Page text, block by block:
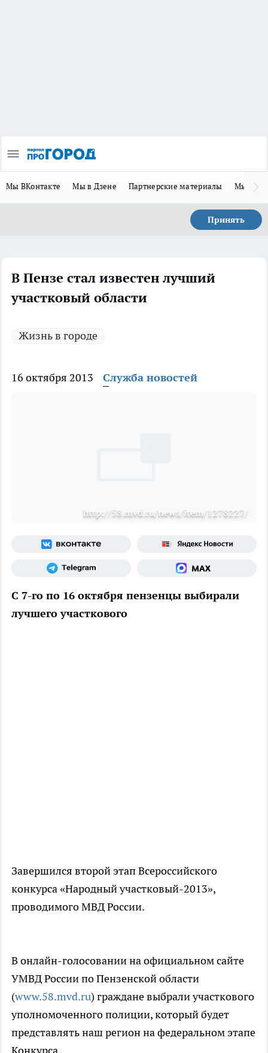
Мы ВКонтакте Мы в Дзене Партнерские материалы Мы в
Принять
В Пензе стал известен лучший
участковый области
Жизнь в городе
16 октября 2013 Служба новостей
http://58.mvd.ru/news/item/1278227/
С 7-го по 16 октября пензенцы выбирали
лучшего участкового
Завершился второй этап Всероссийского
конкурса «Народныйучастковый-2013»,
проводимого МВД России.
В онлайн-голосовании на официальном сайте
УМВД России по Пензенской области
(www.58.mvd.ru) граждане выбрали участкового
уполномоченного полиции, который будет
представлять наш регион на федеральном этапе